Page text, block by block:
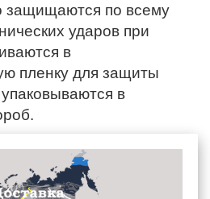
защищаются по всему
ударов при
в
пленку для защиты
в